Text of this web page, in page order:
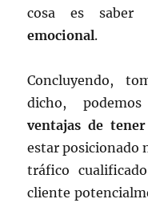
cosa es saber
emocional.
Concluyendo,
dicho,
ventajas de
estar posicionado
tráfico
cliente